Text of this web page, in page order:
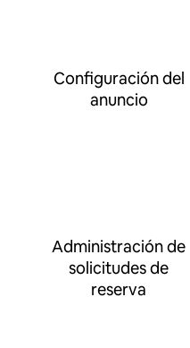
Configuración del
anuncio
Administración de
solicitudes de
reserva